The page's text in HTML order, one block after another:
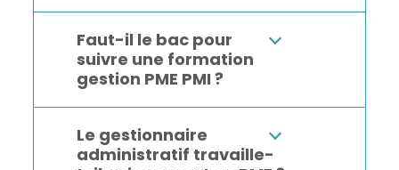
Faut-il le bac pour
suivre une formation
gestion PME PMI ?
Le gestionnaire
administratif travaille-